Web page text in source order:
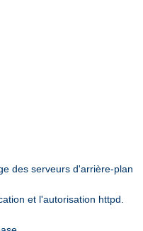
des serveurs d'arrière-plan
et l'autorisation httpd.